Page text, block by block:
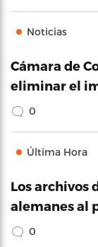
Noticias
Cámara de
eliminar el
0
Última Hora
Los archivos
alemanes al
0